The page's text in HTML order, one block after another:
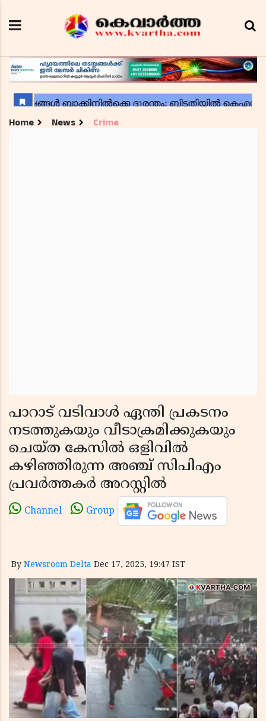
Home News Crime
പാറാട് വടിവാൾ ഏന്തി പ്രകടനം
നടത്തുകയും വീടാക്രമിക്കുകയും
ചെയ്ത കേസിൽ ഒളിവിൽ
കഴിഞ്ഞിരുന്ന അഞ്ച് സിപിഎം
പ്രവർത്തകർ അറസ്റ്റിൽ
Channel Group
By Newsroom Delta Dec 17, 2025, 19:47 IST